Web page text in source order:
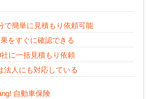
で簡単に見積もり依頼可能
をすぐに確認できる
に一括見積もり依頼
法人にも対応している
自動車保険